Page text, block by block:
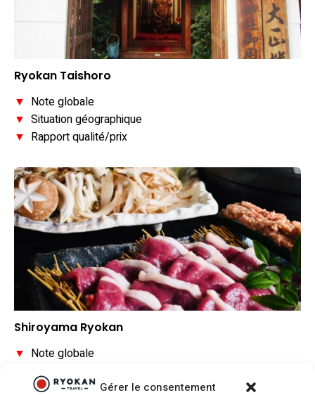
Gérer le consentement
Ryokan Taishoro
▼ Note globale
▼ Situation géographique
▼ Rapport qualité/prix
Shiroyama Ryokan
▼ Note globale
Rapport qualité/prix